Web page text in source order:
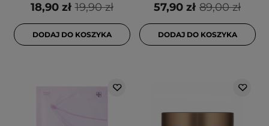
19,90 zł
18,90 zł
DODAJ DO KOSZYKA
89,00 zł
57,90 zł
DODAJ DO KOSZYKA